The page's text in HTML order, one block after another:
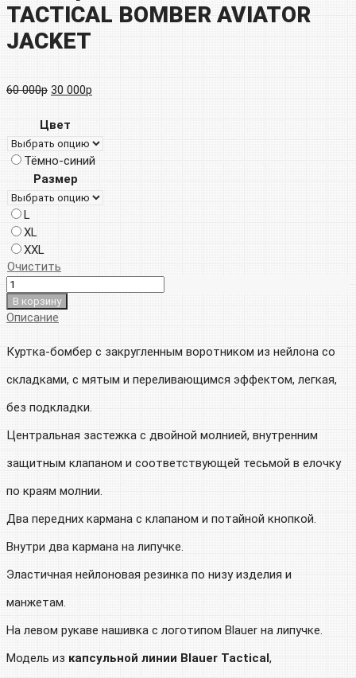
TACTICAL BOMBER AVIATOR
JACKET
60 000р Первоначальная
составляла
000р.
30 000р
30
Цвет
Тёмно-синий
Размер
L
XL
XXL
Очистить
В корзину
Описание
Куртка-бомбер с закругленным воротником из нейлона со
складками, с мятым и переливающимся эффектом, легкая,
без подкладки.
Центральная застежка с двойной молнией, внутренним
защитным клапаном и соответствующей тесьмой в елочку
по краям молнии.
Два передних кармана с клапаном и потайной кнопкой.
Внутри два кармана на липучке.
Эластичная нейлоновая резинка по низу изделия и
манжетам.
На левом рукаве нашивка с логотипом Blauer на липучке.
Модель из капсульной линии Blauer Tactical,